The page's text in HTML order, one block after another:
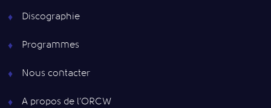
Discographie
Programmes
Nous contacter
A propos de l’ORCW